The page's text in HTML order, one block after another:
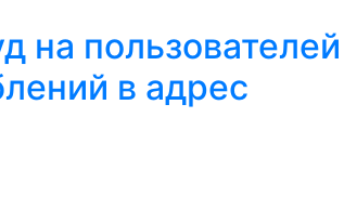
на пользователей
в адрес